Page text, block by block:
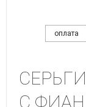
оплата
С